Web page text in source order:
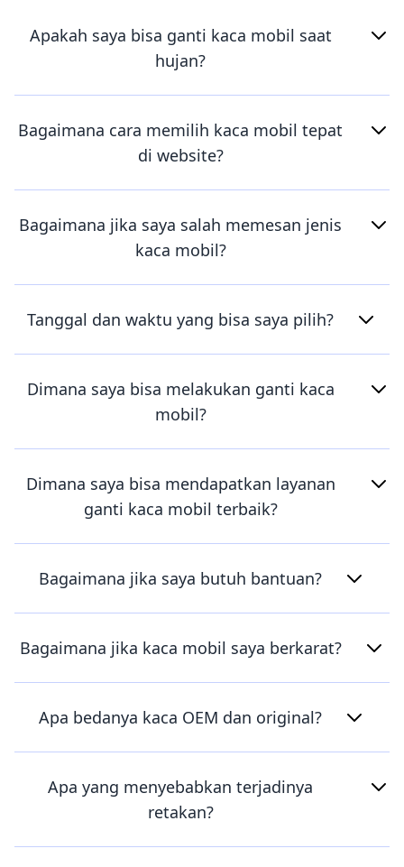
Apakah saya bisa ganti kaca mobil saat
hujan?
Bagaimana cara memilih kaca mobil tepat
di website?
Bagaimana jika saya salah memesan jenis
kaca mobil?
Tanggal dan waktu yang bisa saya pilih?
Dimana saya bisa melakukan ganti kaca
mobil?
Dimana saya bisa mendapatkan layanan
ganti kaca mobil terbaik?
Bagaimana jika saya butuh bantuan?
Bagaimana jika kaca mobil saya berkarat?
Apa bedanya kaca OEM dan original?
Apa yang menyebabkan terjadinya
retakan?